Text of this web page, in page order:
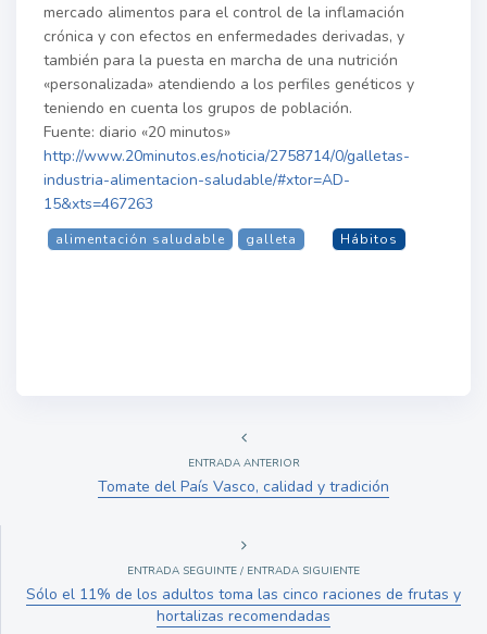
mercado alimentos para el control de la inflamación
crónica y con efectos en enfermedades derivadas, y
también para la puesta en marcha de una nutrición
«personalizada» atendiendo a los perfiles genéticos y
teniendo en cuenta los grupos de población.
Fuente: diario «20 minutos»
http://www.20minutos.es/noticia/2758714/0/galletas-
industria-alimentacion-saludable/#xtor=AD-
15&xts=467263
alimentación saludable galleta Hábitos
ENTRADA ANTERIOR
Tomate del País Vasco, calidad y tradición
ENTRADA SEGUINTE / ENTRADA SIGUIENTE
Sólo el 11% de los adultos toma las cinco raciones de frutas y
hortalizas recomendadas